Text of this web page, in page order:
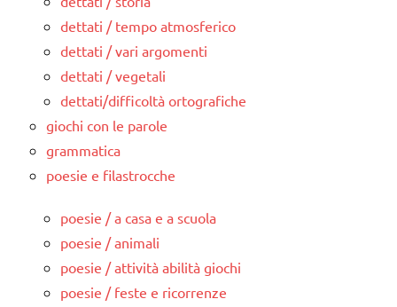
dettati / tempo atmosferico
dettati / vari argomenti
dettati / vegetali
dettati/difficoltà ortografiche
giochi con le parole
grammatica
poesie e filastrocche
poesie / a casa e a scuola
poesie / animali
poesie / attività abilità giochi
poesie / feste e ricorrenze